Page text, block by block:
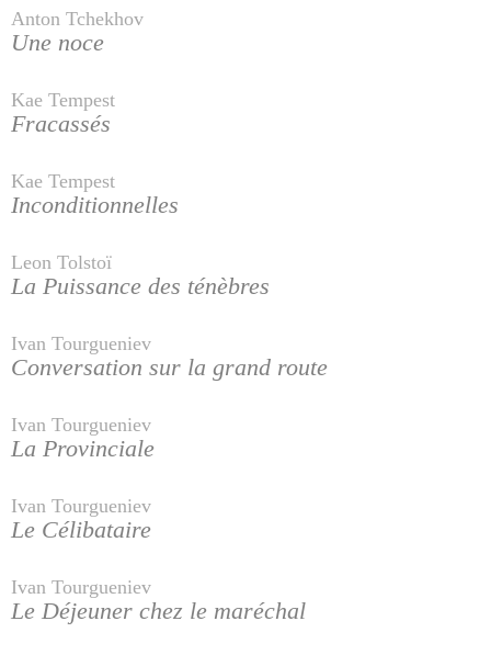
Anton Tchekhov
Une noce
Kae Tempest
Fracassés
Kae Tempest
Inconditionnelles
Leon Tolstoï
La Puissance des ténèbres
Ivan Tourgueniev
Conversation sur la grand route
Ivan Tourgueniev
La Provinciale
Ivan Tourgueniev
Le Célibataire
Ivan Tourgueniev
Le Déjeuner chez le maréchal